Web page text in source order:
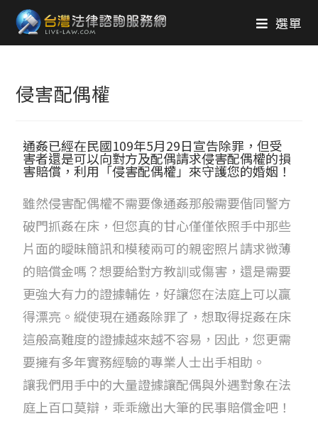
選單
侵害配偶權
通姦已經在民國109年5月29日宣告除罪，但受
害者還是可以向對方及配偶請求侵害配偶權的損
害賠償，利用「侵害配偶權」來守護您的婚姻！
雖然侵害配偶權不需要像通姦那般需要偕同警方
破門抓姦在床，但您真的甘心僅僅依照手中那些
片面的曖昧簡訊和模稜兩可的親密照片請求微薄
的賠償金嗎？想要給對方教訓或傷害，還是需要
更強大有力的證據輔佐，好讓您在法庭上可以贏
得漂亮。縱使現在通姦除罪了，想取得捉姦在床
這般高難度的證據越來越不容易，因此，您更需
要擁有多年實務經驗的專業人士出手相助。
讓我們用手中的大量證據讓配偶與外遇對象在法
庭上百口莫辯，乖乖繳出大筆的民事賠償金吧！